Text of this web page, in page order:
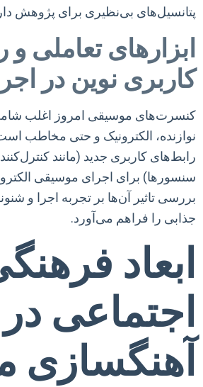
پتانسیل‌های بی‌نظیری برای پژوهش
ابزارهای تعاملی
کاربری نوین در اجرا
کنسرت‌های موسیقی امروز اغلب شامل
نوازنده، الکترونیک و حتی مخاطب
رابط‌های کاربری جدید (مانند
سنسورها) برای اجرای موسیقی
بررسی تاثیر آن‌ها بر تجربه اجرا و
جذابی را فراهم می‌آورد.
ابعاد
اجتماعی در
آهنگسازی